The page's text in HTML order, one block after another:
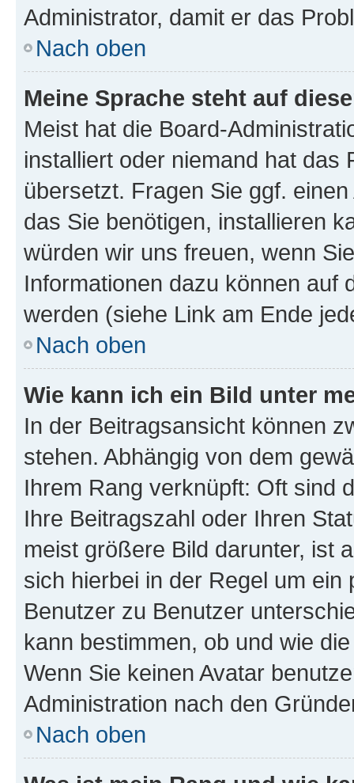
Administrator, damit er das
Nach oben
Meine Sprache steht auf
Meist hat die Board-
installiert oder niemand hat das
übersetzt. Fragen Sie ggf.
das Sie benötigen, installieren
würden wir uns freuen, wenn
Informationen dazu können auf
werden (siehe Link am Ende
Nach oben
Wie kann ich ein Bild unter
In der Beitragsansicht können
stehen. Abhängig von dem
Ihrem Rang verknüpft: Oft sind
Ihre Beitragszahl oder Ihren
meist größere Bild darunter, ist
sich hierbei in der Regel um
Benutzer zu Benutzer
kann bestimmen, ob und wie
Wenn Sie keinen Avatar
Administration nach den
Nach oben